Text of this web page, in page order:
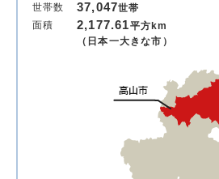
世帯数
37,047世帯
面積
2,177.61平方km
（日本一大きな市）